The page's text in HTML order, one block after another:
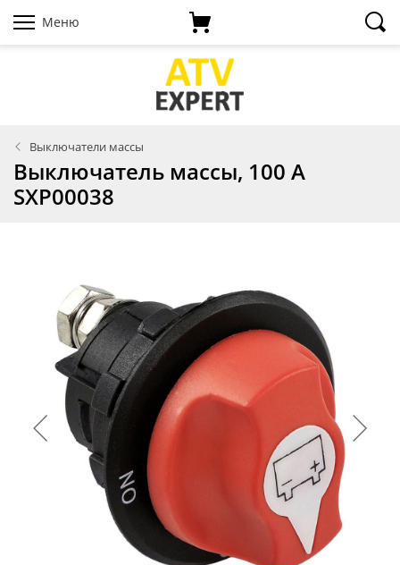
Меню
Выключатели массы
Выключатель массы, 100 А
SXP00038